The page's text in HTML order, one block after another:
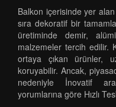
Balkon içerisinde yer
sıra dekoratif bir
üretiminde demir,
malzemeler tercih edilir.
ortaya çıkan ürünler,
koruyabilir. Ancak,
nedeniyle İnovatif
yorumlarına göre Hızlı